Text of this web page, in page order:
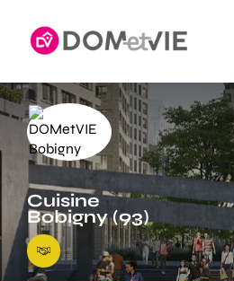
Cuisine
Bobigny (93)